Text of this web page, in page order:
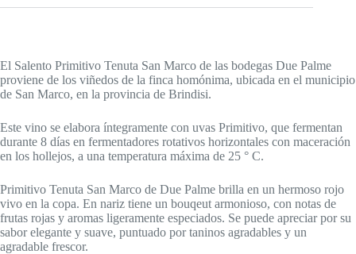
El Salento Primitivo Tenuta San Marco de las bodegas Due Palme
proviene de los viñedos de la finca homónima, ubicada en el municipio
de San Marco, en la provincia de Brindisi.
Este vino se elabora íntegramente con uvas Primitivo, que fermentan
durante 8 días en fermentadores rotativos horizontales con maceración
en los hollejos, a una temperatura máxima de 25 ° C.
Primitivo Tenuta San Marco de Due Palme brilla en un hermoso rojo
vivo en la copa. En nariz tiene un bouqeut armonioso, con notas de
frutas rojas y aromas ligeramente especiados. Se puede apreciar por su
sabor elegante y suave, puntuado por taninos agradables y un
agradable frescor.